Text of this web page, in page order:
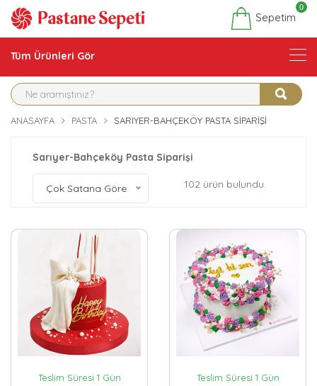
Sepetim
0
Tüm Ürünleri Gör
ANASAYFA PASTA SARIYER-BAHÇEKÖY PASTA SIPARIŞI
Sarıyer-Bahçeköy Pasta Siparişi
Çok Satana Göre 102 ürün bulundu.
Teslim Süresi 1 Gün Teslim Süresi 1 Gün